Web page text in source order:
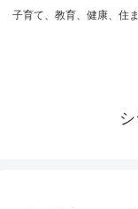
子育て、教育、健康、住